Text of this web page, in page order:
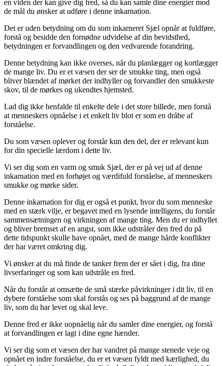
en viden der kan give dig fred, så du kan samle dine energier mod
de mål du ønsker at udføre i denne inkarnation.
Det er uden betydning om du som inkarneret Sjæl opnår at fuldføre,
forstå og besidde den fornødne udvidelse af din bevidsthed,
betydningen er forvandlingen og den vedvarende forandring.
Denne betydning kan ikke overses, når du planlægger og kortlægger
de mange liv. Du er et væsen der ser de smukke ting, men også
bliver blændet af mørket der indhyller og forvandler den smukkeste
skov, til de mørkes og ukendtes hjemsted.
Lad dig ikke henfalde til enkelte dele i det store billede, men forstå
at menneskers opnåelse i et enkelt liv blot er som en dråbe af
forståelse.
Du som væsen oplever og forstår kun den del, der er relevant kun
for din specielle lærdom i dette liv.
Vi ser dig som en varm og smuk Sjæl, der er på vej ud af denne
inkarnation med en forhøjet og værdifuld forståelse, af menneskers
smukke og mørke sider.
Denne inkarnation for dig er også et punkt, hvor du som menneske
med en stærk vilje, er begavet med en lysende intelligens, du forstår
sammensætningen og virkningen af mange ting. Men du er indhyllet
og bliver bremset af en angst, som ikke udstråler den fred du på
dette tidspunkt skulle have opnået, med de mange hårde konflikter
der har været omkring dig.
Vi ønsker at du må finde de tanker frem der er sået i dig, fra dine
livserfaringer og som kan udstråle en fred.
Når du forstår at omsætte de små stærke påvirkninger i dit liv, til en
dybere forståelse som skal forstås og ses på baggrund af de mange
liv, som du har levet og skal leve.
Denne fred er ikke uopnåelig når du samler dine energier, og forstå
at forvandlingen er lagt i dine egne hænder.
Vi ser dig som et væsen der har vandret på mange stenede veje og
opnået en indre forståelse, du er et væsen fyldt med kærlighed, du